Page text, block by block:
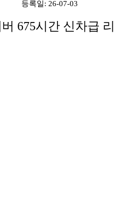
등록일: 26-07-03
675시간 신차급 리